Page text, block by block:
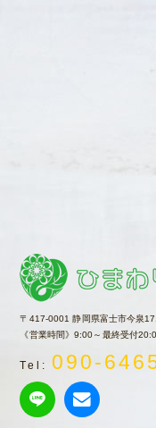
〒417-0001 静岡県富士市今泉
《営業時間》9:00～最終受付
Tel: 090-